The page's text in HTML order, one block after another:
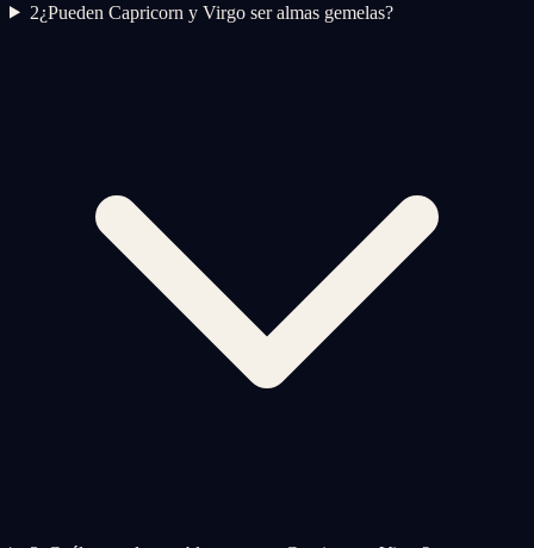
2¿Pueden Capricorn y Virgo ser almas gemelas?